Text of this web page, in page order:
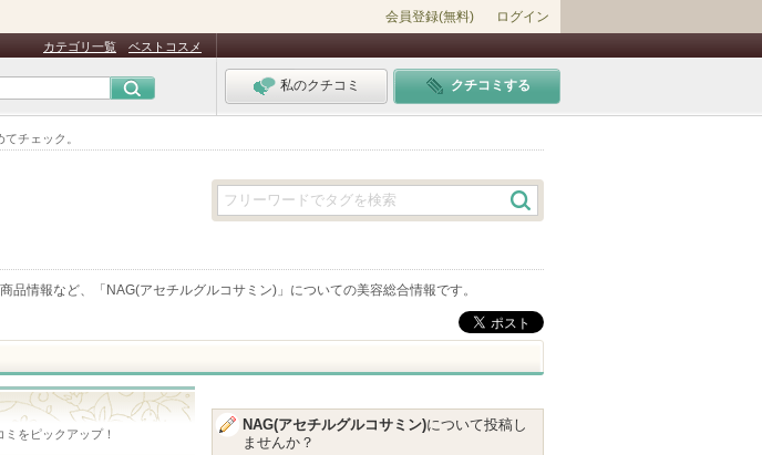
チェック。
会員登録(無料) ログイン
カテゴリ一覧 ベストコスメ
私のクチコミ クチコミする
品情報など、「 NAG(アセチルグルコサミン) 」についての美容総合情報です。
ミをピックアップ！
NAG(アセチルグルコサミン)について投稿し
ませんか？